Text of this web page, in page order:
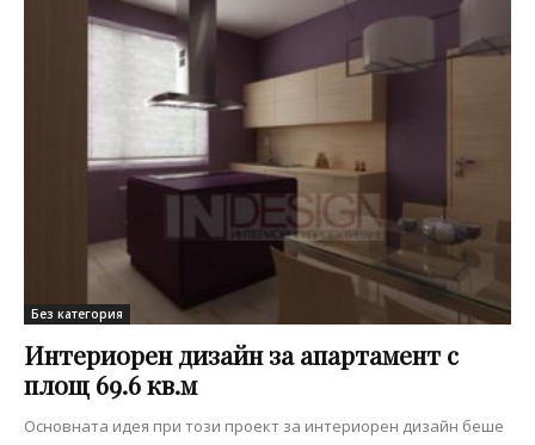
Без категория
Интериорен дизайн за апартамент с
площ 69.6 кв.м
Основната идея при този проект за интериорен дизайн беше